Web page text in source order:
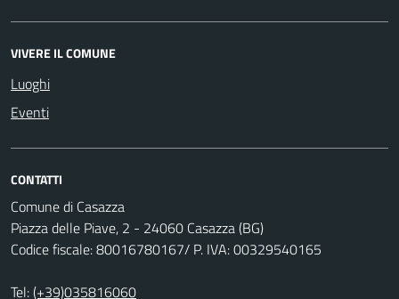
VIVERE IL COMUNE
Luoghi
Eventi
CONTATTI
Comune di Casazza
Piazza delle Piave, 2 - 24060 Casazza (BG)
Codice fiscale: 80016780167/ P. IVA: 00329540165
Tel:(+39)035816060